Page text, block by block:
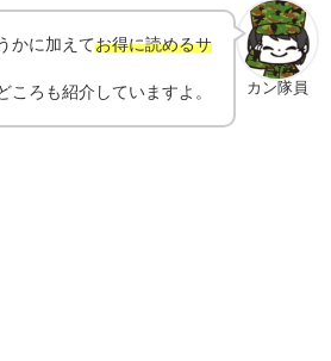
カン隊員
かに加えてお得に読めるサ
ころも紹介していますよ。